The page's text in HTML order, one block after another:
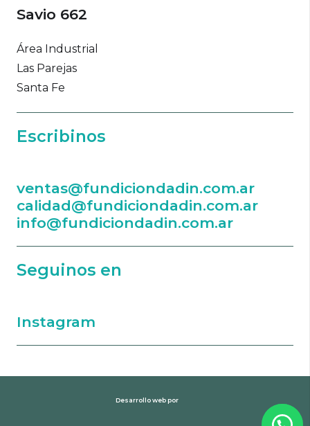
Savio 662
Área Industrial
Las Parejas
Santa Fe
Escribinos
ventas@fundiciondadin.com.ar
calidad@fundiciondadin.com.ar
info@fundiciondadin.com.ar
Seguinos en
Instagram
Desarrollo web por